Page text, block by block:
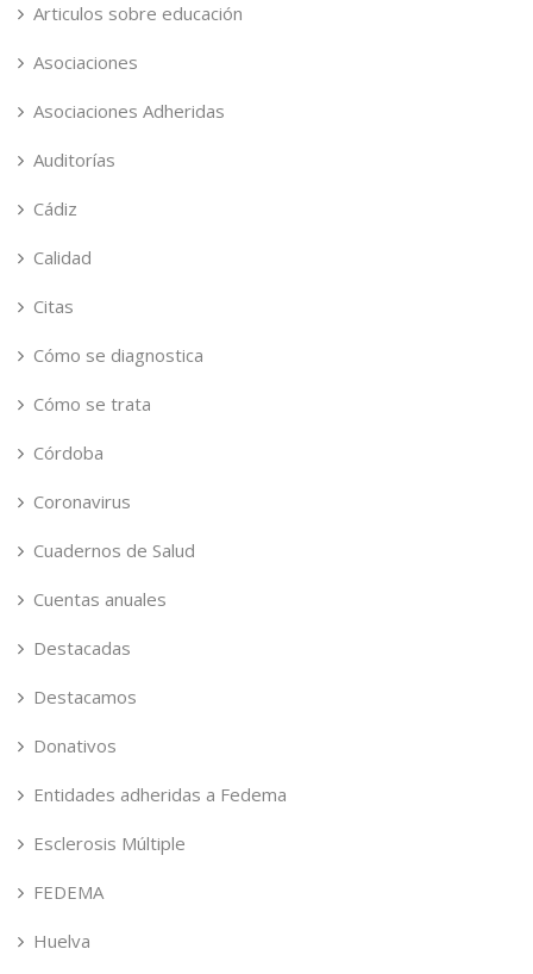
Articulos sobre educación
Asociaciones
Asociaciones Adheridas
Auditorías
Cádiz
Calidad
Citas
Cómo se diagnostica
Cómo se trata
Córdoba
Coronavirus
Cuadernos de Salud
Cuentas anuales
Destacadas
Destacamos
Donativos
Entidades adheridas a Fedema
Esclerosis Múltiple
FEDEMA
Huelva